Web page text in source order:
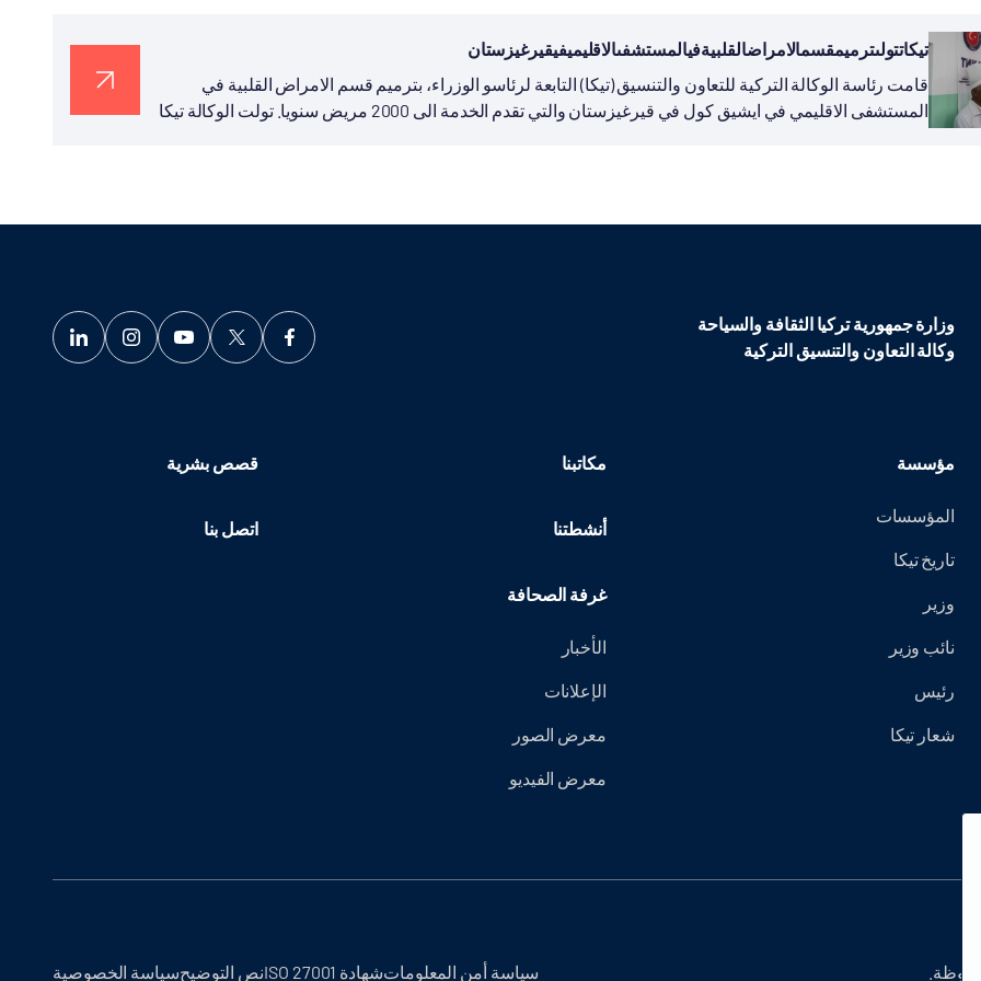
تيكاتتولىترميمقسمالامراضالقلبيةفيالمستشفىالاقليميفيقيرغيزستان
قامت رئاسة الوكالة التركية للتعاون والتنسيق (تيكا) التابعة لرئاسو الوزراء، بترميم قسم الامراض القلبية في
المستشفى الاقليمي في ايشيق كول في قيرغيزستان والتي تقدم الخدمة الى 2000 مريض سنويا. تولت الوكالة تيكا
وزارة جمهورية تركيا الثقافة والسياحة
وكالة التعاون والتنسيق التركية
مؤسسة
المؤسسات
تاريخ تيكا
وزير
نائب وزير
رئيس
شعار تيكا
مكاتبنا
أنشطتنا
غرفة الصحافة
الأخبار
الإعلانات
معرض الصور
معرض الفيديو
قصص بشرية
اتصل بنا
سياسة أمن المعلوماتشهادة ISO 27001 نص التوضيحسياسة الخصوصية